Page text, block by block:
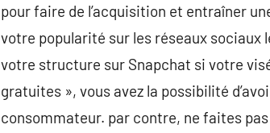
pour faire de l’acquisition et entraîner
votre popularité sur les réseaux sociaux
votre structure sur Snapchat si votre
gratuites », vous avez la possibilité
consommateur. par contre, ne faites